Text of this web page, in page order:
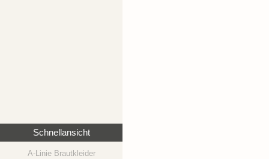
Schnellansicht
A-Linie Brautkleider